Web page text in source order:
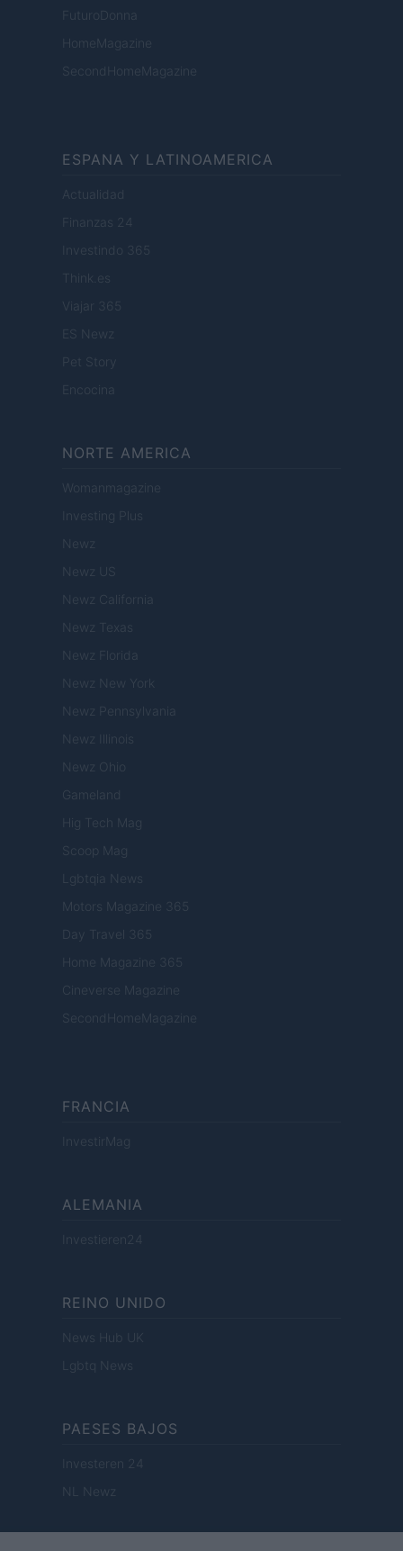
FuturoDonna
HomeMagazine
SecondHomeMagazine
ESPANA Y LATINOAMERICA
Actualidad
Finanzas 24
Investindo 365
Think.es
Viajar 365
ES Newz
Pet Story
Encocina
NORTE AMERICA
Womanmagazine
Investing Plus
Newz
Newz US
Newz California
Newz Texas
Newz Florida
Newz New York
Newz Pennsylvania
Newz Illinois
Newz Ohio
Gameland
Hig Tech Mag
Scoop Mag
Lgbtqia News
Motors Magazine 365
Day Travel 365
Home Magazine 365
Cineverse Magazine
SecondHomeMagazine
FRANCIA
InvestirMag
ALEMANIA
Investieren24
REINO UNIDO
News Hub UK
Lgbtq News
PAESES BAJOS
Investeren 24
NL Newz